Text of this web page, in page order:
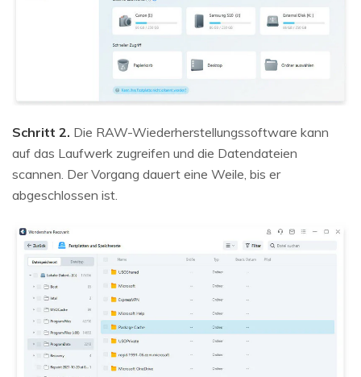
Schritt 2. Die RAW-Wiederherstellungssoftware kann
auf das Laufwerk zugreifen und die Datendateien
scannen. Der Vorgang dauert eine Weile, bis er
abgeschlossen ist.